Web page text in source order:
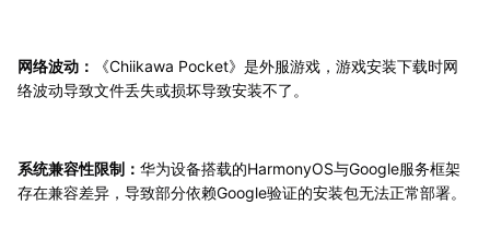
网络波动：
《Chiikawa Pocket》是外服游戏，游戏安装下载时网
络波动导致文件丢失或损坏导致安装不了。
系统兼容性限制： 华为设备搭载的HarmonyOS与Google服务框架
存在兼容差异，导致部分依赖Google验证的安装包无法正常部署。